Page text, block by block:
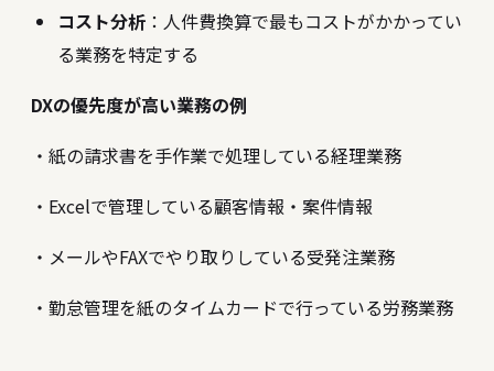
コスト分析 ：人件費換算で最もコストがかかってい
る業務を特定する
DXの優先度が高い業務の例
・紙の請求書を手作業で処理している経理業務
・Excelで管理している顧客情報・案件情報
・メールやFAXでやり取りしている受発注業務
・勤怠管理を紙のタイムカードで行っている労務業務